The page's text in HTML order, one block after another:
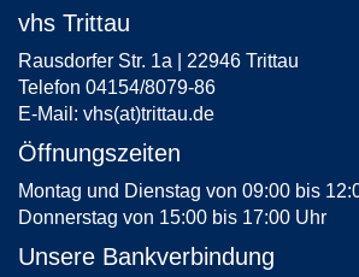
vhs Trittau
Rausdorfer Str. 1a | 22946 Trittau
Telefon 04154/8079-86
E-Mail: vhs(at)trittau.de
Öffnungszeiten
Montag und Dienstag von 09:00 bis
Donnerstag von 15:00 bis 17:00 Uhr
Unsere Bankverbindung